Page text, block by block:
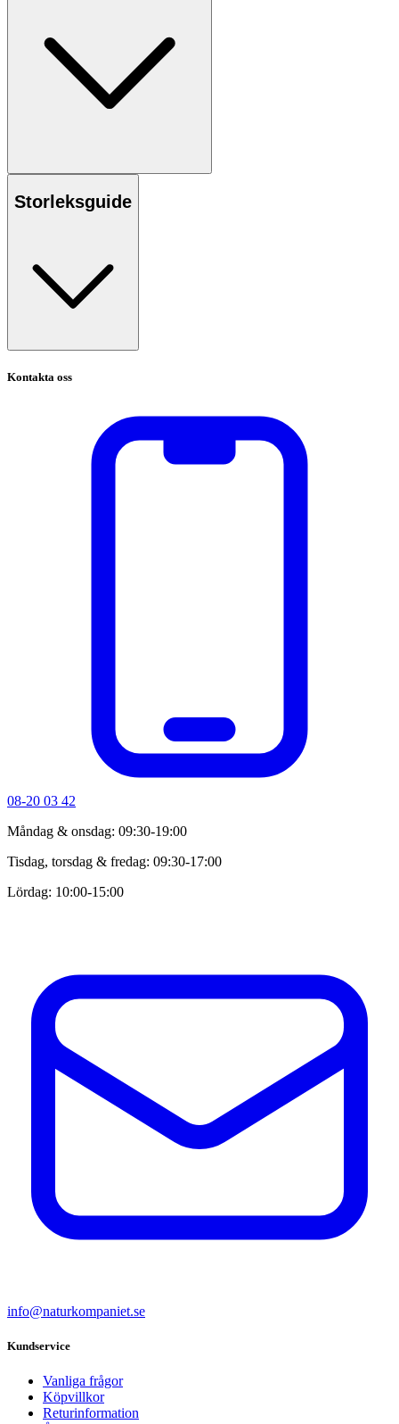
Storleksguide
Kontakta oss
08-20 03 42
Måndag & onsdag: 09:30-19:00
Tisdag, torsdag & fredag: 09:30-17:00
Lördag: 10:00-15:00
info@naturkompaniet.se
Kundservice
Vanliga frågor
Köpvillkor
Returinformation